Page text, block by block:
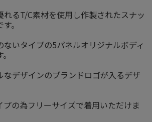
れるT/C素材を使用し作製されたスナッ
。
ないタイプの5パネルオリジナルボディ
なデザインのブランドロゴが入るデザ
プの為フリーサイズで着用いただけま